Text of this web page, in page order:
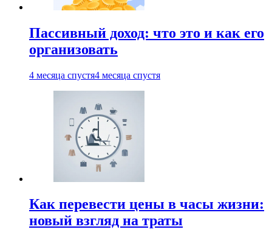
Пассивный доход: что это и как его
организовать
4 месяца спустя4 месяца спустя
Как перевести цены в часы жизни:
новый взгляд на траты